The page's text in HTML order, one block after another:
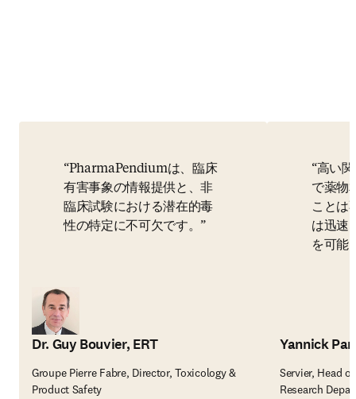
PharmaPendiumは、臨床
有害事象の情報提供と、非
臨床試験における潜在的毒
性の特定に不可欠です。
Dr. Guy Bouvier, ERT
Groupe Pierre Fabre, Director, Toxicology &
Product Safety
高い
で薬物
ことは
は迅速
を可能
Yannick
Servier, Head
Research